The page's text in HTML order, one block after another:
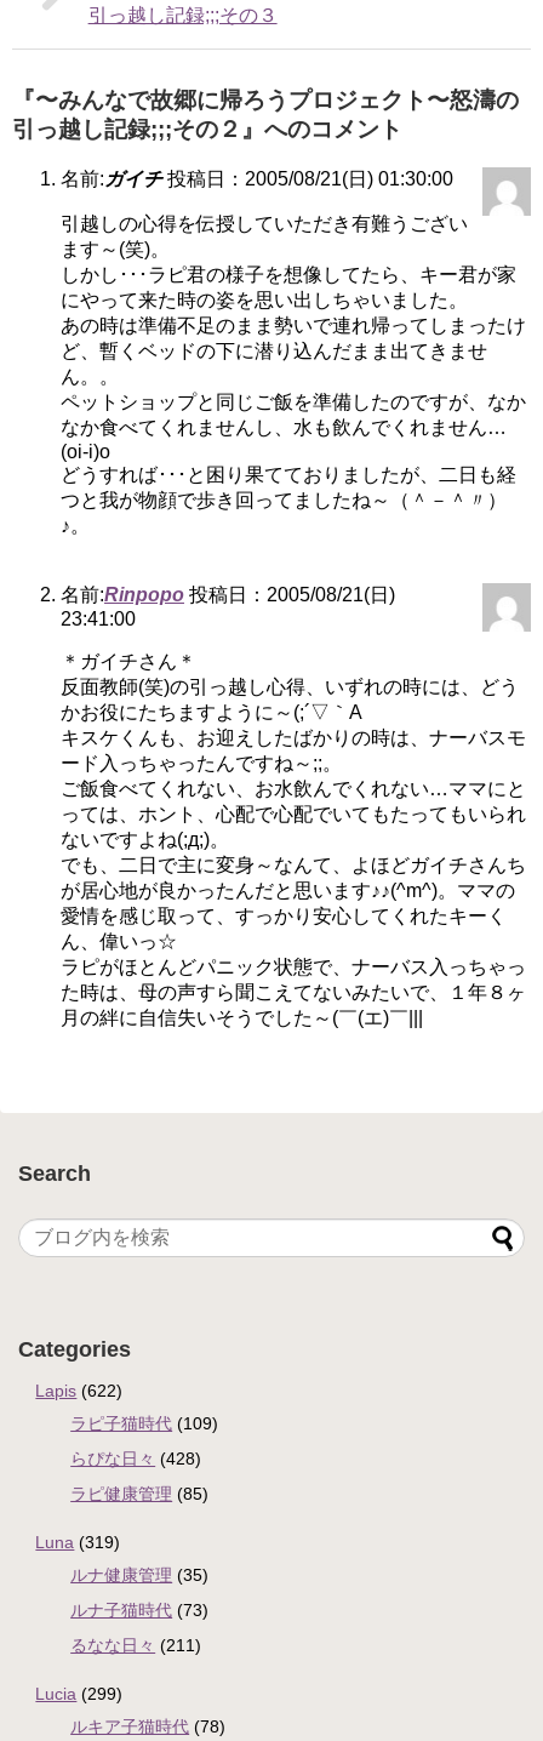
引っ越し記録;;;その３
『〜みんなで故郷に帰ろうプロジェクト〜怒濤の
引っ越し記録;;;その２』へのコメント
名前: ガイチ 投稿日：2005/08/21(日) 01:30:00
引越しの心得を伝授していただき有難うござい
ます～(笑)。
しかし･･･ラピ君の様子を想像してたら、キー君が家
にやって来た時の姿を思い出しちゃいました。
あの時は準備不足のまま勢いで連れ帰ってしまったけ
ど、暫くベッドの下に潜り込んだまま出てきませ
ん。。
ペットショップと同じご飯を準備したのですが、なか
なか食べてくれませんし、水も飲んでくれません…
(oi-i)o
どうすれば･･･と困り果てておりましたが、二日も経
つと我が物顔で歩き回ってましたね～（＾－＾〃）
♪。
名前:Rinpopo 投稿日：2005/08/21(日)
23:41:00
＊ガイチさん＊
反面教師(笑)の引っ越し心得、いずれの時には、どう
かお役にたちますように～(;´▽｀A
キスケくんも、お迎えしたばかりの時は、ナーバスモ
ード入っちゃったんですね～;;。
ご飯食べてくれない、お水飲んでくれない…ママにと
っては、ホント、心配で心配でいてもたってもいられ
ないですよね(;д;)。
でも、二日で主に変身～なんて、よほどガイチさんち
が居心地が良かったんだと思います♪♪(^m^)。ママの
愛情を感じ取って、すっかり安心してくれたキーく
ん、偉いっ☆
ラピがほとんどパニック状態で、ナーバス入っちゃっ
た時は、母の声すら聞こえてないみたいで、１年８ヶ
月の絆に自信失いそうでした～(￣(エ)￣|||
Search
Categories
Lapis (622)
ラピ子猫時代 (109)
らぴな日々 (428)
ラピ健康管理 (85)
Luna (319)
ルナ健康管理 (35)
ルナ子猫時代 (73)
るなな日々 (211)
Lucia (299)
ルキア子猫時代 (78)